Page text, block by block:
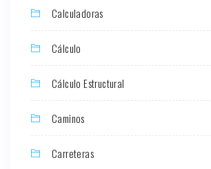
Calculadoras
Cálculo
Cálculo Estructural
Caminos
Carreteras